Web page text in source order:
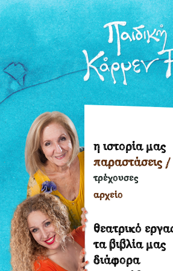
η ιστορία μας
παραστάσεις /
τρέχουσες
αρχείο
θεατρικό
τα βιβλία μας
διάφορα
η
ιστορία
μας
παραστάσεις
/
εκδηλώσεις
τρέχουσες
αρχείο